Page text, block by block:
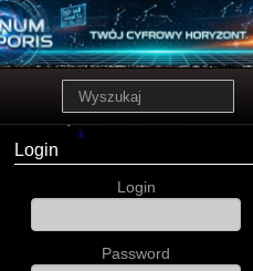
Login
Login
Password